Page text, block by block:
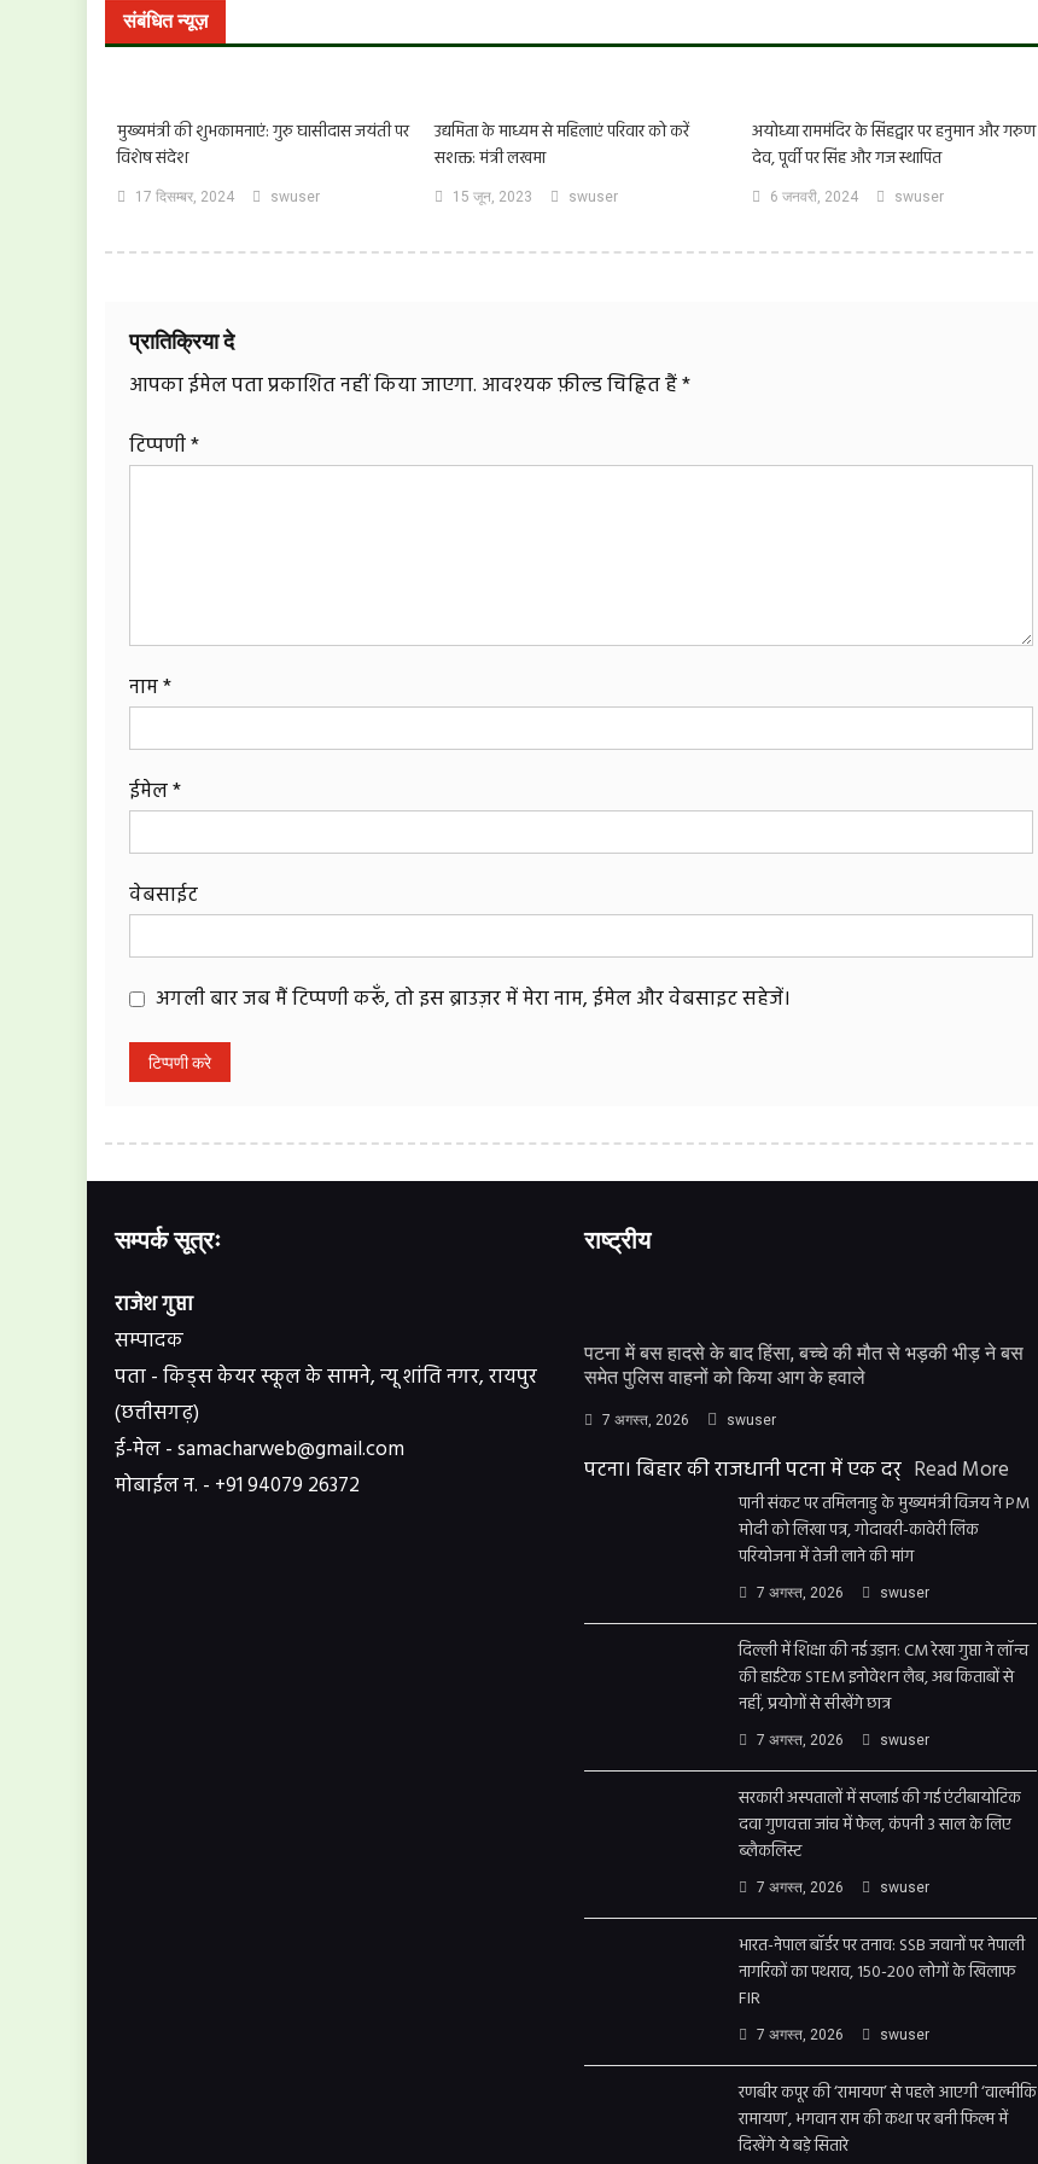
संबंधित न्यूज़
मुख्यमंत्री की शुभकामनाएं: गुरु घासीदास जयंती पर
विशेष संदेश
17 दिसम्बर, 2024 swuser
उद्यमिता के माध्यम से महिलाएं परिवार को करें
सशक्त: मंत्री लखमा
15 जून, 2023 swuser
अयोध्या राममंदिर के सिंहद्वार पर हनुमान और गरुण
देव, पूर्वी पर सिंह और गज स्थापित
6 जनवरी, 2024 swuser
प्रातिक्रिया दे
आपका ईमेल पता प्रकाशित नहीं किया जाएगा. आवश्यक फ़ील्ड चिह्नित हैं*
टिप्पणी*
नाम*
ईमेल*
वेबसाईट
अगली बार जब मैं टिप्पणी करूँ, तो इस ब्राउज़र में मेरा नाम, ईमेल और वेबसाइट सहेजें।
सम्पर्क सूत्रः
राजेश गुप्ता
सम्पादक
पता - किड्स केयर स्कूल के सामने, न्यू शांति नगर, रायपुर
(छत्तीसगढ़)
ई-मेल - samacharweb@gmail.com
मोबाईल न. - +91 94079 26372
राष्ट्रीय
पटना में बस हादसे के बाद हिंसा, बच्चे की मौत से भड़की भीड़ ने बस
समेत पुलिस वाहनों को किया आग के हवाले
7 अगस्त, 2026 swuser
पटना। बिहार की राजधानी पटना में एक दर् Read More
पानी संकट पर तमिलनाडु के मुख्यमंत्री विजय ने PM
मोदी को लिखा पत्र, गोदावरी-कावेरी लिंक
परियोजना में तेजी लाने की मांग
7 अगस्त, 2026 swuser
दिल्ली में शिक्षा की नई उड़ान: CM रेखा गुप्ता ने लॉन्च
की हाईटेक STEM इनोवेशन लैब, अब किताबों से
नहीं, प्रयोगों से सीखेंगे छात्र
7 अगस्त, 2026 swuser
सरकारी अस्पतालों में सप्लाई की गई एंटीबायोटिक
दवा गुणवत्ता जांच में फेल, कंपनी 3 साल के लिए
ब्लैकलिस्ट
7 अगस्त, 2026 swuser
भारत-नेपाल बॉर्डर पर तनाव: SSB जवानों पर नेपाली
नागरिकों का पथराव, 150-200 लोगों के खिलाफ
FIR
7 अगस्त, 2026 swuser
रणबीर कपूर की ‘रामायण’ से पहले आएगी ‘वाल्मीकि
रामायण’, भगवान राम की कथा पर बनी फिल्म में
दिखेंगे ये बड़े सितारे